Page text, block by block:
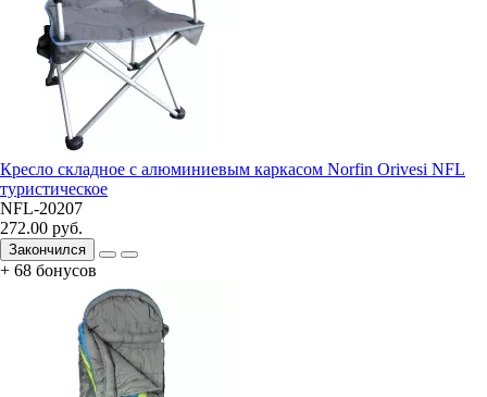
Кресло складное с алюминиевым каркасом Norfin Orivesi NFL
туристическое
NFL-20207
272.00 руб.
Закончился
+ 68 бонусов